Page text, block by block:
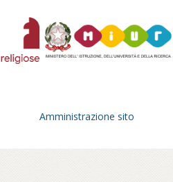
Amministrazione sito